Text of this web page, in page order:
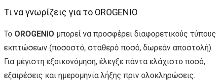
Τι να γνωρίζεις για το OROGENIO
Το OROGENIO μπορεί να προσφέρει διαφορετικούς τύπους
εκπτώσεων (ποσοστό, σταθερό ποσό, δωρεάν αποστολή).
Για μέγιστη εξοικονόμηση, έλεγξε πάντα ελάχιστο ποσό,
εξαιρέσεις και ημερομηνία λήξης πριν ολοκληρώσεις.